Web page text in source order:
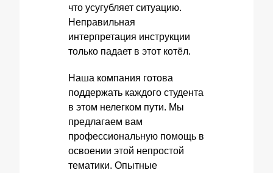
что усугубляет ситуацию.
Неправильная
интерпретация инструкции
только падает в этот котёл.
Наша компания готова
поддержать каждого студента
в этом нелегком пути. Мы
предлагаем вам
профессиональную помощь в
освоении этой непростой
тематики. Опытные